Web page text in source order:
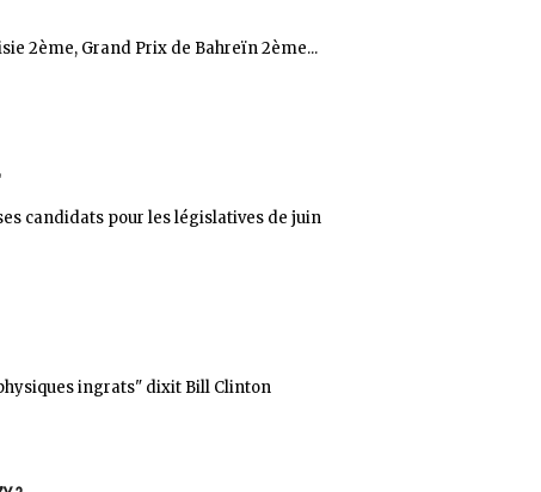
2ème, Grand Prix de Bahreïn 2ème...
candidats pour les législatives de juin
ingrats" dixit Bill Clinton